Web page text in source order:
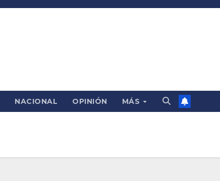
NACIONAL OPINIÓN MÁS